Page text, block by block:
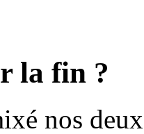
la fin ?
nos